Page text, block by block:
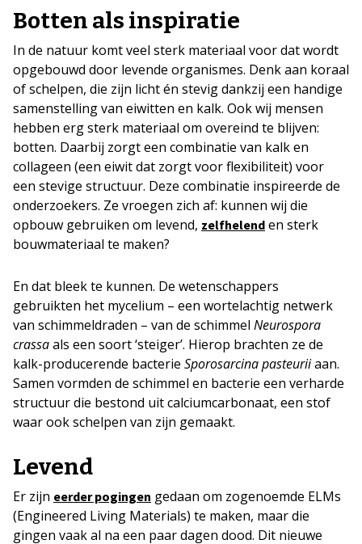
Botten als inspiratie
In de natuur komt veel sterk materiaal voor dat wordt
opgebouwd door levende organismes. Denk aan koraal
of schelpen, die zijn licht én stevig dankzij een handige
samenstelling van eiwitten en kalk. Ook wij mensen
hebben erg sterk materiaal om overeind te blijven:
botten. Daarbij zorgt een combinatie van kalk en
collageen (een eiwit dat zorgt voor flexibiliteit) voor
een stevige structuur. Deze combinatie inspireerde de
onderzoekers. Ze vroegen zich af: kunnen wij die
opbouw gebruiken om levend, zelfhelend en sterk
bouwmateriaal te maken?
En dat bleek te kunnen. De wetenschappers
gebruikten het mycelium – een wortelachtig netwerk
van schimmeldraden – van de schimmel Neurospora
crassaals een soort ‘steiger’. Hierop brachten ze de
kalk-producerende bacterie Sporosarcina pasteuriiaan.
Samen vormden de schimmel en bacterie een verharde
structuur die bestond uit calciumcarbonaat, een stof
waar ook schelpen van zijn gemaakt.
Levend
Er zijn eerder pogingen gedaan om zogenoemde ELMs
(Engineered Living Materials) te maken, maar die
gingen vaak al na een paar dagen dood. Dit nieuwe